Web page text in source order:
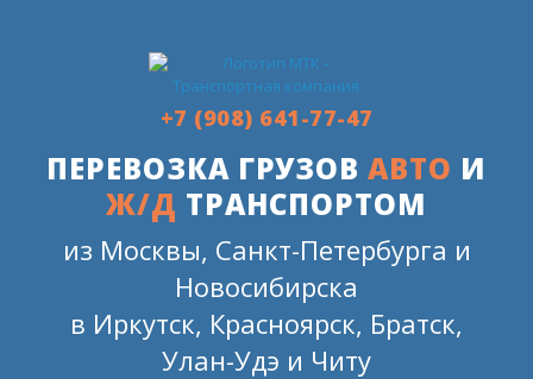
+7 (908) 641-77-47
ПЕРЕВОЗКА ГРУЗОВАВТО И
Ж/Д ТРАНСПОРТОМ
из Москвы, Санкт-Петербурга и
Новосибирска
в Иркутск, Красноярск, Братск,
Улан-Удэ и Читу